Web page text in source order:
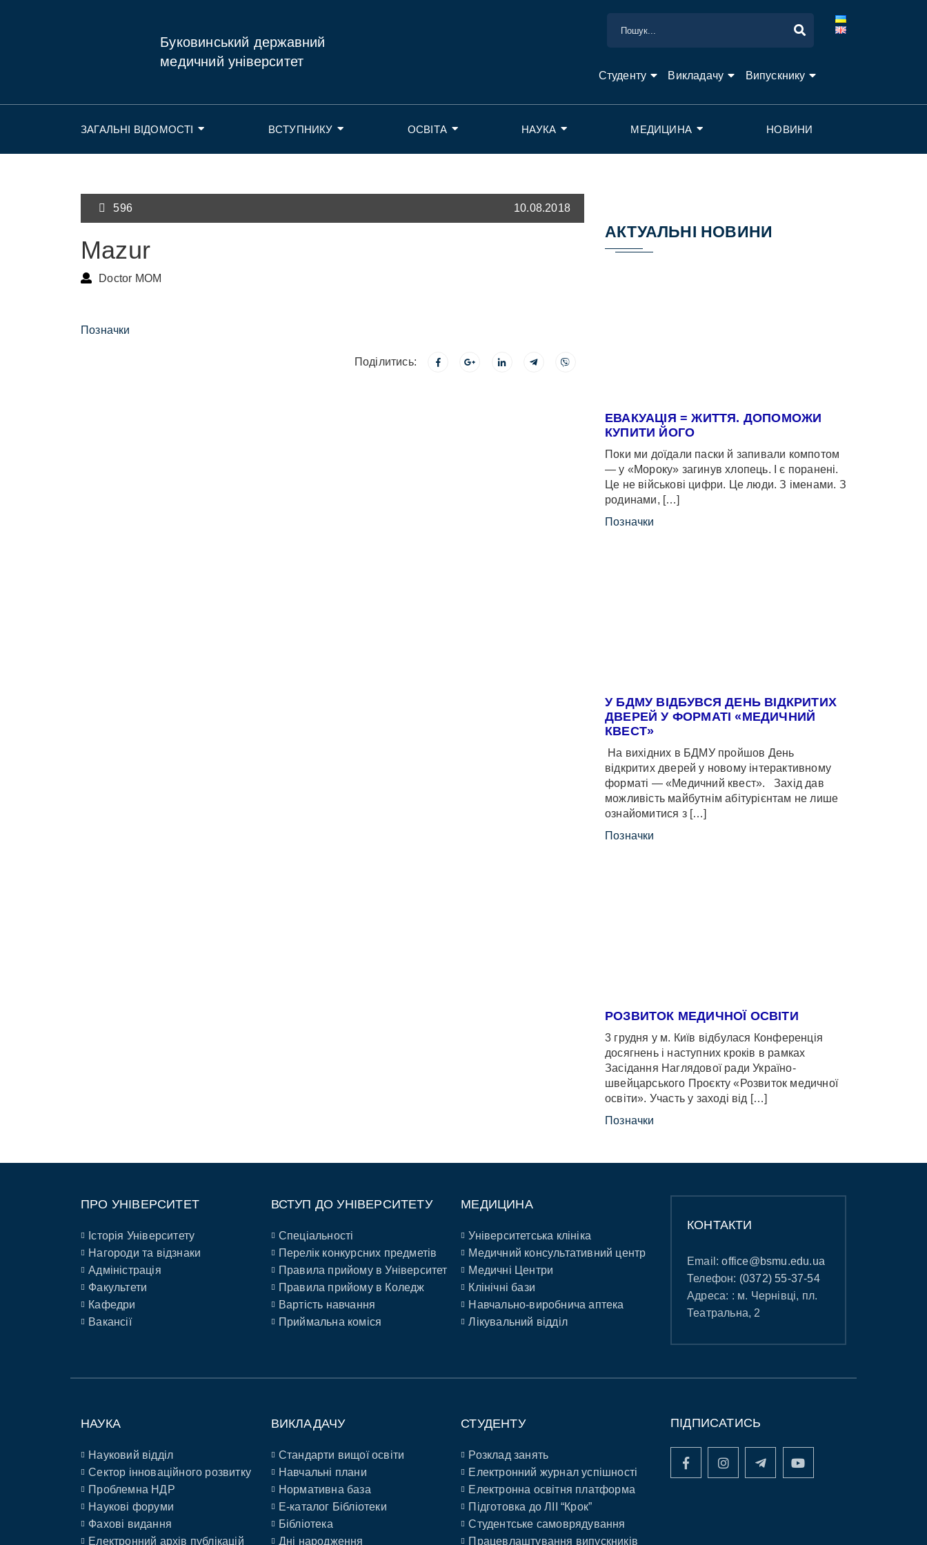
Буковинський державний
медичний університет
Студенту Викладачу Випускнику
ЗАГАЛЬНІ ВІДОМОСТІ ВСТУПНИКУ ОСВІТА НАУКА МЕДИЦИНА НОВИНИ
596 10.08.2018
Mazur
Doctor MOM
Позначки
Поділитись:
АКТУАЛЬНІ НОВИНИ
ЕВАКУАЦІЯ = ЖИТТЯ. ДОПОМОЖИ
КУПИТИ ЙОГО
Поки ми доїдали паски й запивали компотом
— у «Мороку» загинув хлопець. І є поранені.
Це не військові цифри. Це люди. З іменами. З
родинами, […]
Позначки
У БДМУ ВІДБУВСЯ ДЕНЬ ВІДКРИТИХ
ДВЕРЕЙ У ФОРМАТІ «МЕДИЧНИЙ
КВЕСТ»
На вихідних в БДМУ пройшов День
відкритих дверей у новому інтерактивному
форматі — «Медичний квест». Захід дав
можливість майбутнім абітурієнтам не лише
ознайомитися з […]
Позначки
РОЗВИТОК МЕДИЧНОЇ ОСВІТИ
3 грудня у м. Київ відбулася Конференція
досягнень і наступних кроків в рамках
Засідання Наглядової ради Україно-
швейцарського Проєкту «Розвиток медичної
освіти». Участь у заході від […]
Позначки
ПРО УНІВЕРСИТЕТ
Історія Університету
Нагороди та відзнаки
Адміністрація
Факультети
Кафедри
Вакансії
ВСТУП ДО УНІВЕРСИТЕТУ
Спеціальності
Перелік конкурсних предметів
Правила прийому в Університет
Правила прийому в Коледж
Вартість навчання
Приймальна коміся
МЕДИЦИНА
Університетська клініка
Медичний консультативний центр
Медичні Центри
Клінічні бази
Навчально-виробнича аптека
Лікувальний відділ
КОНТАКТИ
Email:office@bsmu.edu.ua
Телефон: (0372) 55-37-54
Адреса: : м. Чернівці, пл.
Театральна, 2
НАУКА
Науковий відділ
Сектор інноваційного розвитку
Проблемна НДР
Наукові форуми
Фахові видання
Електронний архів публікацій
ВИКЛАДАЧУ
Стандарти вищої освіти
Навчальні плани
Нормативна база
E-каталог Бібліотеки
Бібліотека
Дні народження
СТУДЕНТУ
Розклад занять
Електронний журнал успішності
Електронна освітня платформа
Підготовка до ЛІІ “Крок”
Студентське самоврядування
Працевлаштування випускників
ПІДПИСАТИСЬ